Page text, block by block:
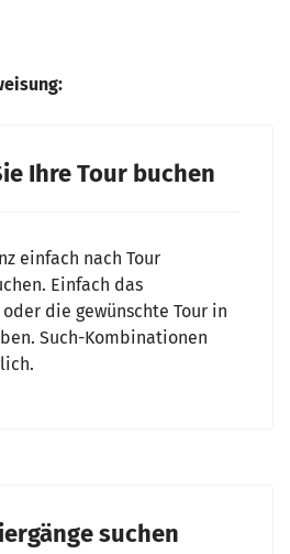
Ihre Tour buchen
einfach nach Tour
Einfach das
die gewünschte Tour in
Such-Kombinationen
suchen